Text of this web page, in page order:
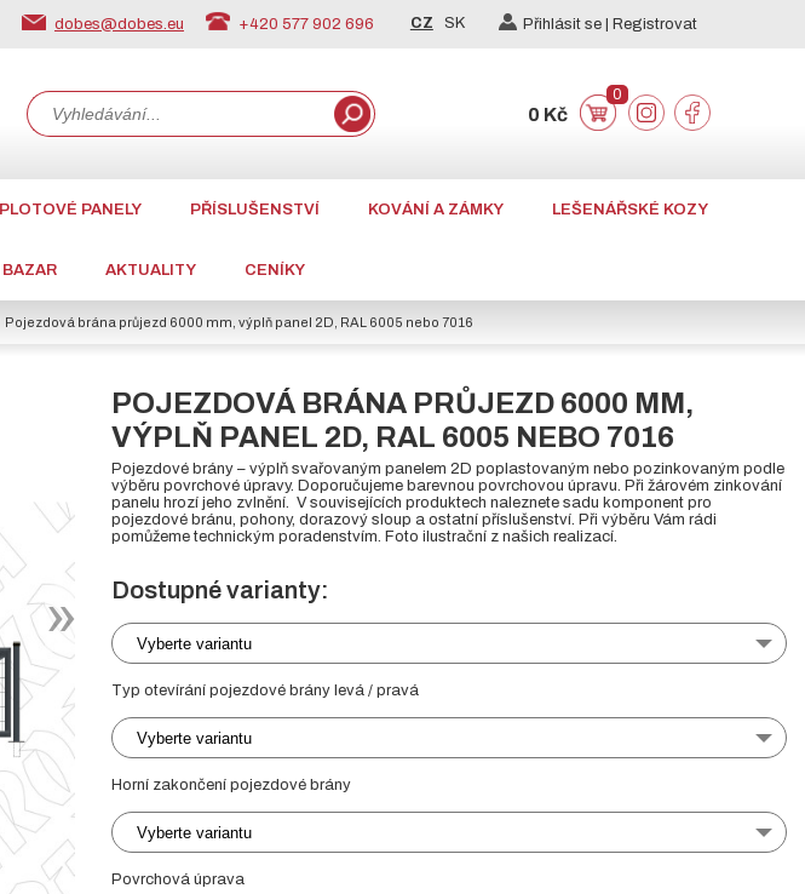
dobes@dobes.eu +420 577 902 696 CZ SK Přihlásit se | Registrovat
0 Kč
0
PLOTOVÉ PANELY PŘÍSLUŠENSTVÍ KOVÁNÍ A ZÁMKY LEŠENÁŘSKÉ KOZY
BAZAR AKTUALITY CENÍKY
Pojezdová brána průjezd 6000 mm, výplň panel 2D, RAL 6005 nebo 7016
POJEZDOVÁ BRÁNA PRŮJEZD 6000 MM,
VÝPLŇ PANEL 2D, RAL 6005 NEBO 7016
Pojezdové brány – výplň svařovaným panelem 2D poplastovaným nebo pozinkovaným podle
výběru povrchové úpravy. Doporučujeme barevnou povrchovou úpravu. Při žárovém zinkování
panelu hrozí jeho zvlnění. V souvisejících produktech naleznete sadu komponent pro
pojezdové bránu, pohony, dorazový sloup a ostatní příslušenství. Při výběru Vám rádi
pomůžeme technickým poradenstvím. Foto ilustrační z našich realizací.
Dostupné varianty:
Vyberte variantu
Typ otevírání pojezdové brány levá / pravá
Vyberte variantu
Horní zakončení pojezdové brány
Vyberte variantu
Povrchová úprava